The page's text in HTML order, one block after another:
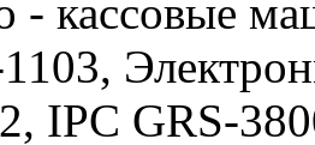
- кассовые
IPC GRS-